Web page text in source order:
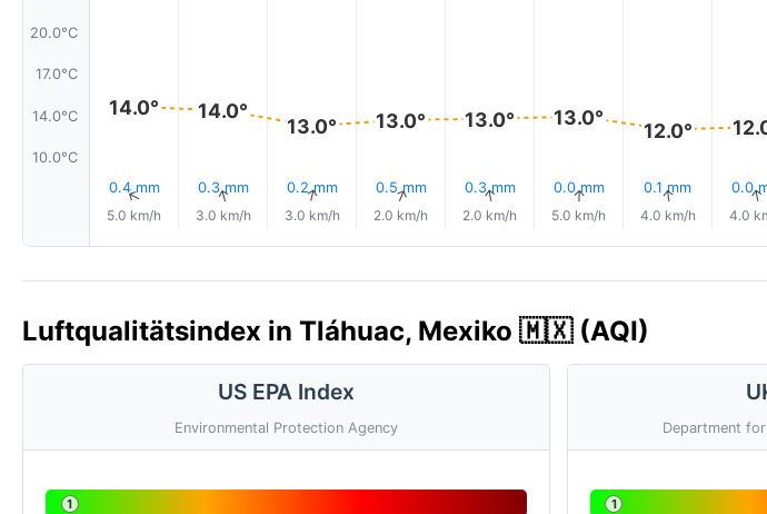
20.0°C
17.0°C
14.0°C
10.0°C
14.0°
0.4 mm
↑
5.0 km/h
14.0°
0.3 mm
↑
3.0 km/h
13.0°
0.2 mm
↑
3.0 km/h
13.0°
0.5 mm
↑
2.0 km/h
13.0°
0.3 mm
↑
2.0 km/h
13.0°
0.0 mm
↑
5.0 km/h
12.0°
0.1 mm
↑
4.0 km/h
0.0↑
4.0
Luftqualitätsindex in Tláhuac, Mexiko 🇲🇽 (AQI)
US EPA Index
Environmental Protection Agency
1
Department
1